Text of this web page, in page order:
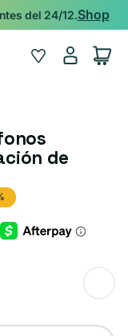
del 24/12.Shop
Wishlist
Iniciar
sesión
Carrito
de